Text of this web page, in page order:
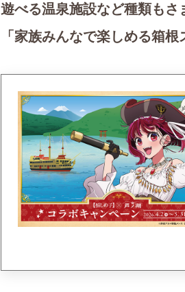
遊べる温泉施設など種類も
「家族みんなで楽しめる箱